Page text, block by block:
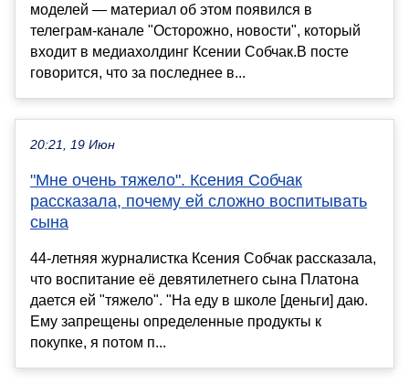
моделей — материал об этом появился в
телеграм-канале "Осторожно, новости", который
входит в медиахолдинг Ксении Собчак.В посте
говорится, что за последнее в...
20:21, 19 Июн
"Мне очень тяжело". Ксения Собчак
рассказала, почему ей сложно воспитывать
сына
44-летняя журналистка Ксения Собчак рассказала,
что воспитание её девятилетнего сына Платона
дается ей "тяжело". "На еду в школе [деньги] даю.
Ему запрещены определенные продукты к
покупке, я потом п...